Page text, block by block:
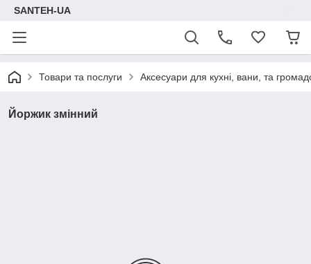
SANTEH-UA
Товари та послуги Аксесуари для кухні, вани, та
Йоржик змінний